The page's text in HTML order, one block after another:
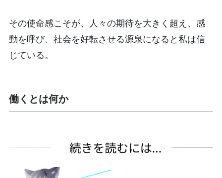
その使命感こそが、人々の期待を大きく超え、感
動を呼び、社会を好転させる源泉になると私は信
じている。
働くとは何か